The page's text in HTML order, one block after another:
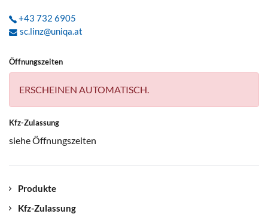
+43 732 6905
sc.linz@uniqa.at
Öffnungszeiten
ERSCHEINEN AUTOMATISCH.
Kfz-Zulassung
siehe Öffnungszeiten
Produkte
Kfz-Zulassung